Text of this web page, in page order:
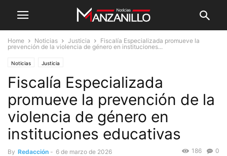
Home Noticias Justicia
Fiscalía Especializada promueve la
prevención de la violencia de género en instituciones...
Noticias Justicia
Fiscalía Especializada
promueve la prevención de la
violencia de género en
instituciones educativas
By Redacción - 6 de marzo de 2026 0
186